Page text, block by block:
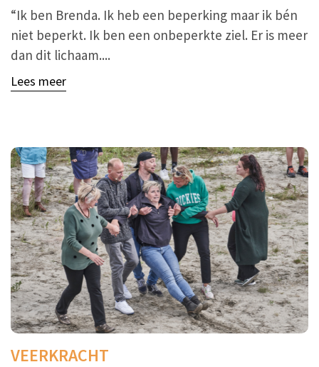
“Ik ben Brenda. Ik heb een beperking maar ik bén
niet beperkt. Ik ben een onbeperkte ziel. Er is meer
dan dit lichaam....
Lees meer
VEERKRACHT